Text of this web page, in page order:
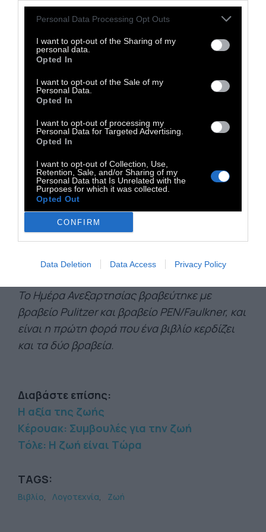
Personal Data Processing Opt Outs
I want to opt-out of the Sharing of my
personal data.
Opted In
I want to opt-out of the Sale of my
Personal Data.
Opted In
I want to opt-out of processing my
Personal Data for Targeted Advertising.
Opted In
I want to opt-out of Collection, Use,
Retention, Sale, and/or Sharing of my
Personal Data that Is Unrelated with the
Purposes for which it was collected.
Opted Out
CONFIRM
Data Deletion Data Access Privacy Policy
ιατρικής επιστήμης, ωστόσο τις
θα είναι εγκαίρως έτοιμο και νομίζοντας ότι
τα πράγματα μπορεί ακόμα να βελτιωθούν.
Μόνο που και ως προς αυτό είναι πολύ αργά.
Και μας λείπει. Κι όπως λέει ο ποιητής: «Ζωή
Απόσπασμα από το βιβλίο του Ρίτσαρντ
Φορντ, Ημέρα Ανεξαρτησίας, εκδ. Πατάκη. Ο
Richard Ford (16 Φεβρουαρίου 1944) είναι
πολυβραβευμένος Αμερικανός
μυθιστοριογράφος και διηγηματογράφος.
Έχει γράψει, μεταξύ άλλων, τα
μυθιστορήματα The Sportswriter, Ημέρα
Το Ημέρα Ανεξαρτησίας βραβεύτηκε με
βραβείο Pulitzer και βραβείο ΡΕΝ/Faulkner, και
είναι η πρώτη φορά που ένα βιβλίο κερδίζει
και τα δύο βραβεία.
Διαβάστε επίσης:
Η αξία της ζωής
Κέρουακ: Συμβουλές για την ζωή
Τόλε: Η ζωή είναι Tώρα
TAGS:
Βιβλίο Λογοτεχνία Ζωή